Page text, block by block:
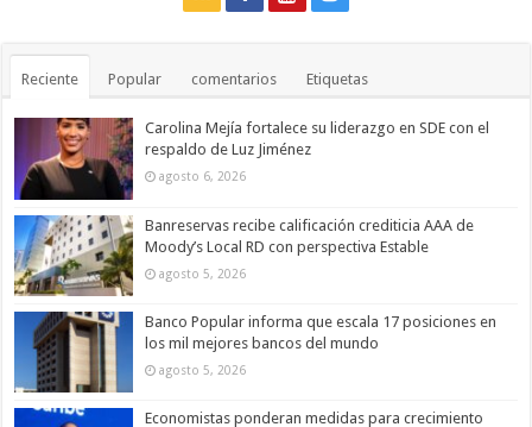
Reciente Popular comentarios Etiquetas
Carolina Mejía fortalece su liderazgo en SDE con el
respaldo de Luz Jiménez
agosto 6, 2026
Banreservas recibe calificación crediticia AAA de
Moody’s Local RD con perspectiva Estable
agosto 5, 2026
Banco Popular informa que escala 17 posiciones en
los mil mejores bancos del mundo
agosto 5, 2026
Economistas ponderan medidas para crecimiento